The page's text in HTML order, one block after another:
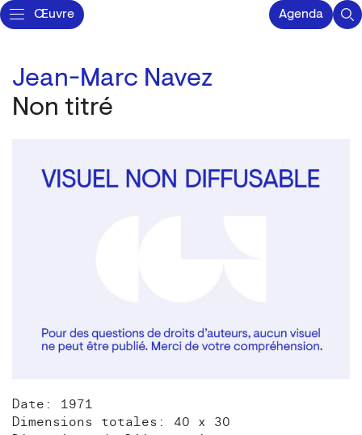
Œuvre Agenda
Jean-Marc Navez
Non titré
Date: 1971
Dimensions totales: 40 x 30